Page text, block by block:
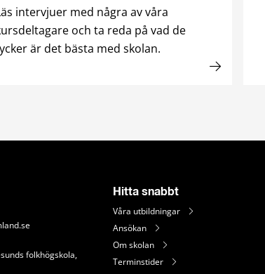
intervjuer med några av våra
och ta reda på vad de
är det bästa med skolan.
folkhögskola,
Hitta snabbt
Våra utbildningar
Ansökan
Om skolan
Terminstider